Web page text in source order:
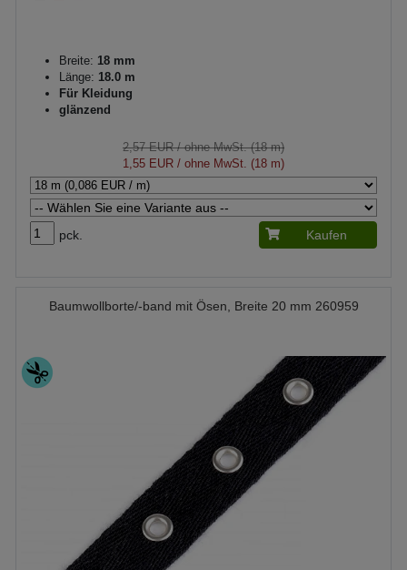
Breite: 18 mm
Länge: 18.0 m
Für Kleidung
glänzend
2,57 EUR/ ohne MwSt. (18 m)
1,55 EUR / ohne MwSt. (18 m)
pck. Kaufen
Baumwollborte/-band mit Ösen, Breite 20 mm 260959